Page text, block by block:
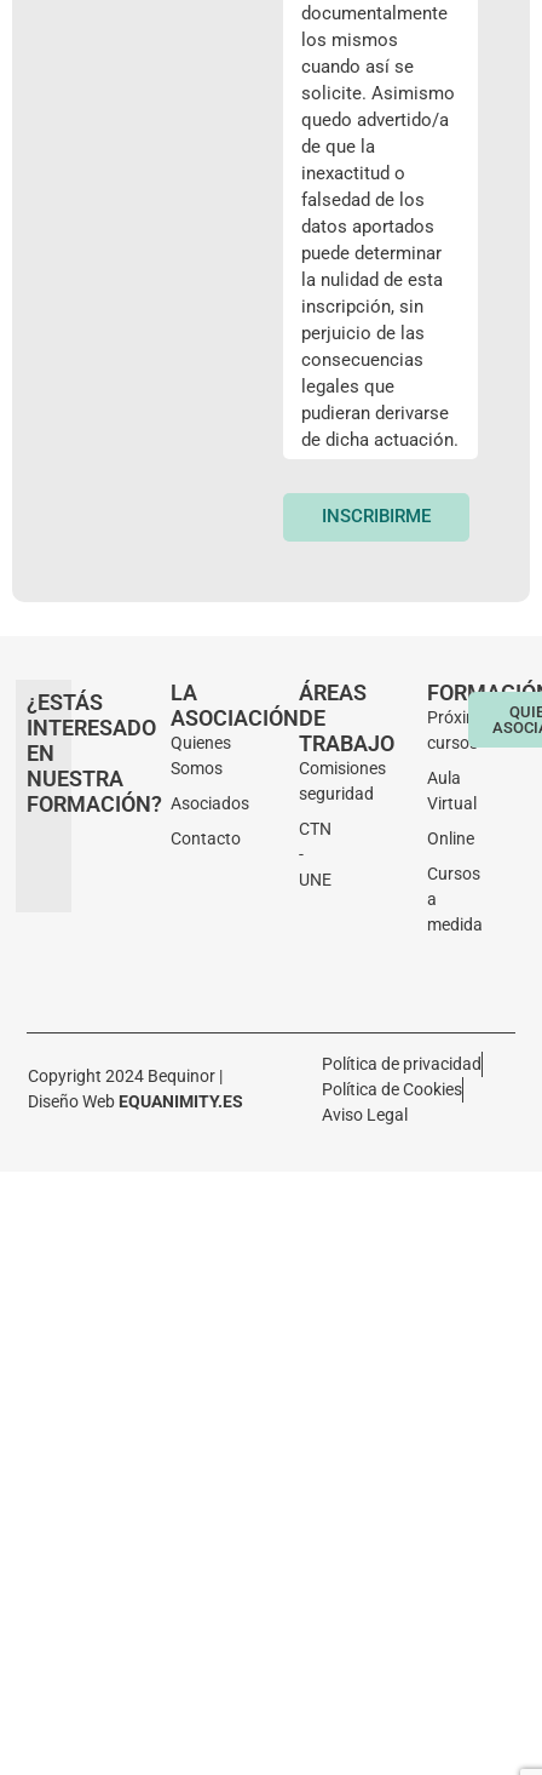
documentalmente
los mismos
cuando así se
solicite. Asimismo
quedo advertido/a
de que la
inexactitud o
falsedad de los
datos aportados
puede determinar
la nulidad de esta
inscripción, sin
perjuicio de las
consecuencias
legales que
pudieran derivarse
de dicha actuación.
INSCRIBIRME
¿ESTÁS
INTERESADO
EN
NUESTRA
FORMACIÓN?
LA
ASOCIACIÓN
Quienes
Somos
Asociados
Contacto
ÁREAS
DE
TRABAJO
Comisiones
seguridad
CTN
-
UNE
Próximos
cursos
Aula
Virtual
Online
Cursos
a
medida
Copyright 2024 Bequinor |
Diseño Web EQUANIMITY.ES
Política de privacidad
Política de Cookies
Aviso Legal